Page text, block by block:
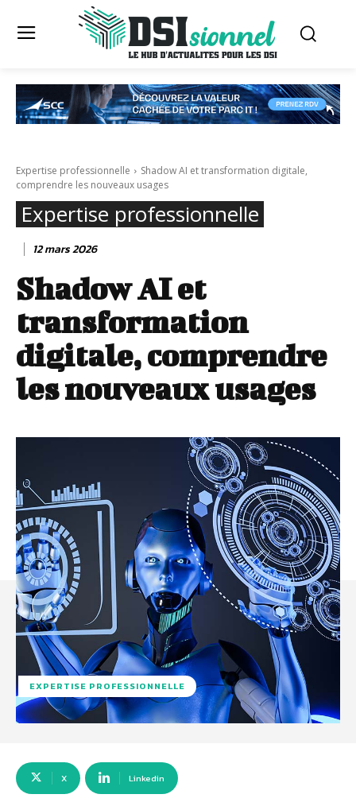
Expertise professionnelle
Shadow AI et transformation digitale,
comprendre les nouveaux usages
Expertise professionnelle
12 mars 2026
Shadow AI et
transformation
digitale, comprendre
les nouveaux usages
EXPERTISE PROFESSIONNELLE
X Linkedin